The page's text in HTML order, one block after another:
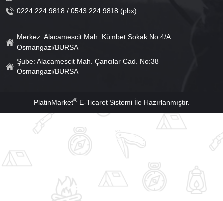
0224 224 9818 / 0543 224 9818 (pbx)
Merkez: Alacamescit Mah. Kümbet Sokak No:4/A
Osmangazi/BURSA
Şube: Alacamescit Mah. Çancılar Cad. No:38
Osmangazi/BURSA
PlatinMarket®E-Ticaret Sistemiİle Hazırlanmıştır.